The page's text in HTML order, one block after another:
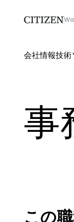
会社情報
拠点
採用
会社情報技術
事
この